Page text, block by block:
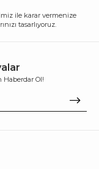
ile karar vermenize
tasarlıyoruz.
Haberdar Ol!